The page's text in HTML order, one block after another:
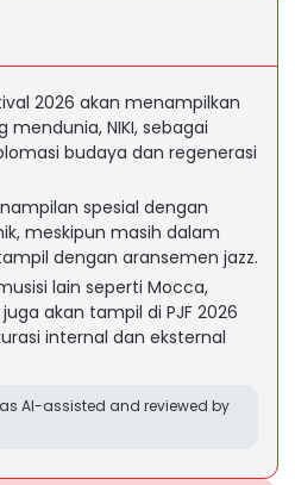
2026 akan menampilkan
mendunia, NIKI, sebagai
budaya dan regenerasi
spesial dengan
meskipun masih dalam
dengan aransemen jazz.
lain seperti Mocca,
akan tampil di PJF 2026
internal dan eksternal
AI-assisted and reviewed by